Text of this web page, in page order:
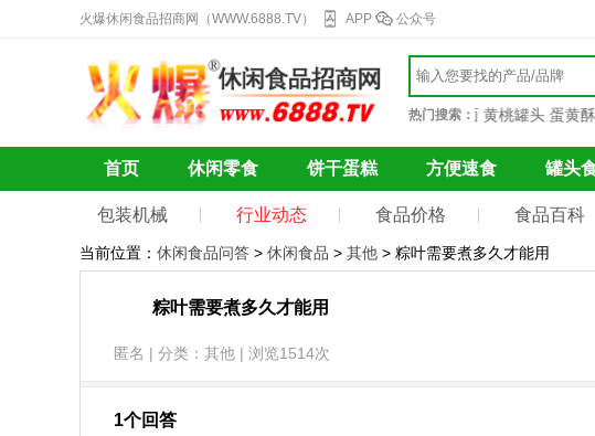
火爆休闲食品招商网（WWW.6888.TV） APP 公众号
热门搜索：
巧克力 果干蜜饯 自热火锅 辣条 冰激凌 方便面 黄桃罐头 蛋黄酥
首页 休闲零食 饼干蛋糕 方便速食 罐头
包装机械 行业动态 食品价格 食品百科
当前位置： 休闲食品问答 > 休闲食品 > 其他 > 粽叶需要煮多久才能用
粽叶需要煮多久才能用
匿名 | 分类：其他 | 浏览1514次
1个回答